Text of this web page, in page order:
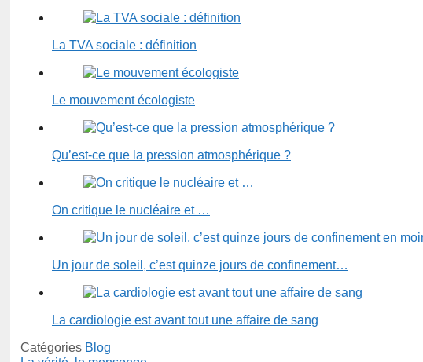
La TVA sociale : définition
Le mouvement écologiste
Qu’est-ce que la pression atmosphérique ?
On critique le nucléaire et …
Un jour de soleil, c’est quinze jours de confinement…
La cardiologie est avant tout une affaire de sang
Catégories Blog